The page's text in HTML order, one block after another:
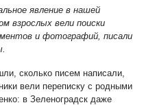
явление в нашей
взрослых вели поиски
и фотографий, писали
сколько писем написали,
вели переписку с родными
в Зеленоградск даже